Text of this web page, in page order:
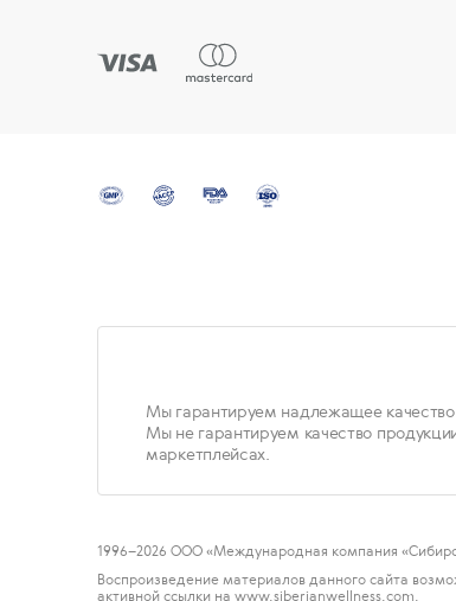
Мы гарантируем надлежащее
Мы не гарантируем качество
маркетплейсах.
1996–2026 ООО «Международная компания
Воспроизведение материалов данного сайта
активной ссылки на www.siberianwellness.com.